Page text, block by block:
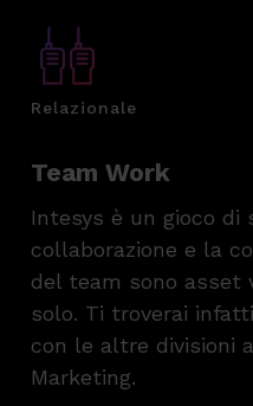
Relazionale
Team Work
Intesys è un gioco di
collaborazione e la
del team sono asset
solo. Ti troverai
con le altre divisioni
Marketing.